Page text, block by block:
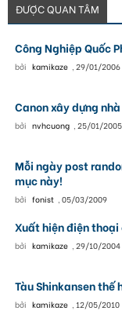
ĐƯỢC QUAN TÂM
Công Nghiệp Quốc
bởi kamikaze , 29/01/2006
Canon xây dựng
bởi nvhcuong , 25/01/2005
Mỗi ngày post
mục này!
bởi fonist , 05/03/2009
Xuất hiện điện thoại
bởi kamikaze , 29/10/2004
Tàu Shinkansen thế
bởi kamikaze , 12/05/2010